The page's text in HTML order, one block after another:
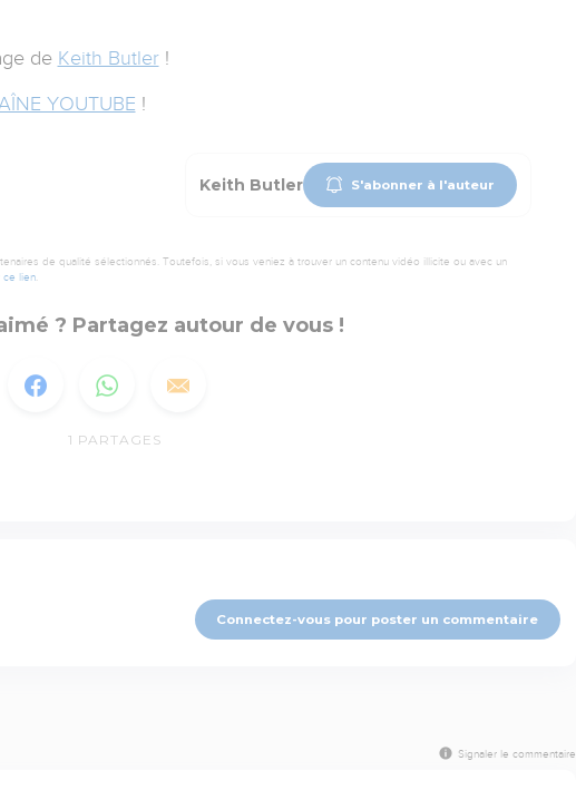
de Keith Butler!
YOUTUBE !
Keith Butler S'abonner à l'auteur
de qualité sélectionnés. Toutefois, si vous veniez à trouver un contenu vidéo illicite ou avec un
ce lien.
? Partagez autour de vous !
1 PARTAGES
Connectez-vous pour poster un commentaire
Signaler le commentaire